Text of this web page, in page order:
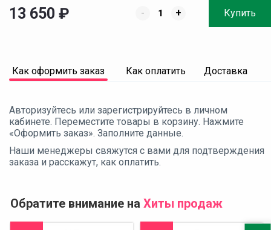
13 650 ₽ - + Купить
Как оформить заказ Как оплатить Доставка
Авторизуйтесь или зарегистрируйтесь в личном
кабинете. Переместите товары в корзину. Нажмите
«Оформить заказ». Заполните данные.
Наши менеджеры свяжутся с вами для подтверждения
заказа и расскажут, как оплатить.
Обратите внимание на Хиты продаж